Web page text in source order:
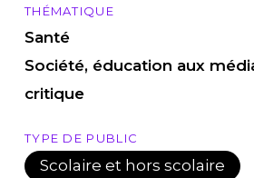
THÉMATIQUE
Santé
Société, éducation aux
critique
TYPE DE PUBLIC
Scolaire et hors scolaire